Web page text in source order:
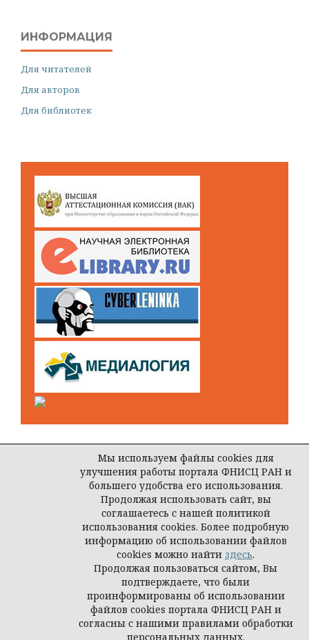
ИНФОРМАЦИЯ
Для читателей
Для авторов
Для библиотек
Open Journal Systems
© ООО Редакция журнала «Власть»
Мы используем файлы cookies для
улучшения работы портала ФНИСЦ РАН и
большего удобства его использования.
Продолжая использовать сайт, вы
соглашаетесь с нашей политикой
использования cookies. Более подробную
информацию об использовании файлов
cookies можно найти здесь.
Продолжая пользоваться сайтом, Вы
подтверждаете, что были
проинформированы об использовании
файлов cookies портала ФНИСЦ РАН и
согласны с нашими правилами обработки
персональных данных.